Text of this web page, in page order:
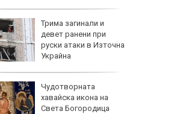
Трима загинали и
девет ранени при
руски атаки в Източна
Украйна
Чудотворната
хавайска икона на
Света Богородица